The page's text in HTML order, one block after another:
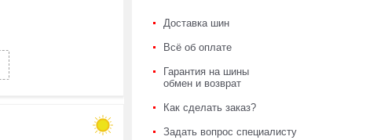
Доставка шин
Всё об оплате
Гарантия на шины
обмен и возврат
Как сделать заказ?
Задать вопрос специалисту